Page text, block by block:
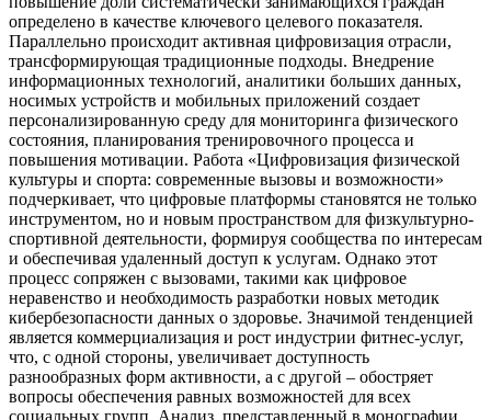
определено в качестве ключевого целевого показателя.
Параллельно происходит активная цифровизация отрасли,
трансформирующая традиционные подходы. Внедрение
информационных технологий, аналитики больших данных,
носимых устройств и мобильных приложений создает
персонализированную среду для мониторинга физического
состояния, планирования тренировочного процесса и
повышения мотивации. Работа «Цифровизация физической
культуры и спорта: современные вызовы и возможности»
подчеркивает, что цифровые платформы становятся не только
инструментом, но и новым пространством для физкультурно-
спортивной деятельности, формируя сообщества по интересам
и обеспечивая удаленный доступ к услугам. Однако этот
процесс сопряжен с вызовами, такими как цифровое
неравенство и необходимость разработки новых методик
кибербезопасности данных о здоровье. Значимой тенденцией
является коммерциализация и рост индустрии фитнес-услуг,
что, с одной стороны, увеличивает доступность
разнообразных форм активности, а с другой – обостряет
вопросы обеспечения равных возможностей для всех